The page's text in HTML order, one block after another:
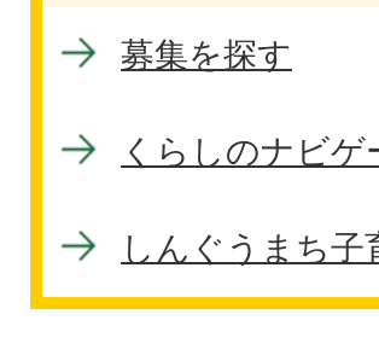
募集を探す
くらしのナビゲ
しんぐうまち